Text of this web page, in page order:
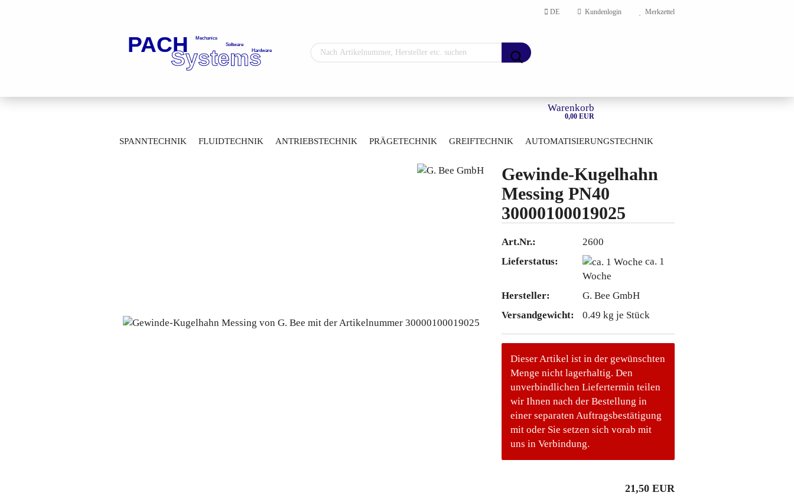
DE Kundenlogin
Konto erstellen
Passwort vergessen?
Merkzettel
Warenkorb
0,00 EUR
SPANNTECHNIK FLUIDTECHNIK ANTRIEBSTECHNIK PRÄGETECHNIK GREIFTECHNIK AUTOMATISIERUNGSTECHNIK
»
Gewinde-Kugelhahn
Messing PN40
30000100019025
Art.Nr.:
2600
Lieferstatus:
ca. 1
Woche
Hersteller:
G. Bee GmbH
Versandgewicht:
0.49 kg je Stück
Dieser Artikel ist in der gewünschten
Menge nicht lagerhaltig. Den
unverbindlichen Liefertermin teilen
wir Ihnen nach der Bestellung in
einer separaten Auftragsbestätigung
mit oder Sie setzen sich vorab mit
uns in Verbindung.
21,50 EUR